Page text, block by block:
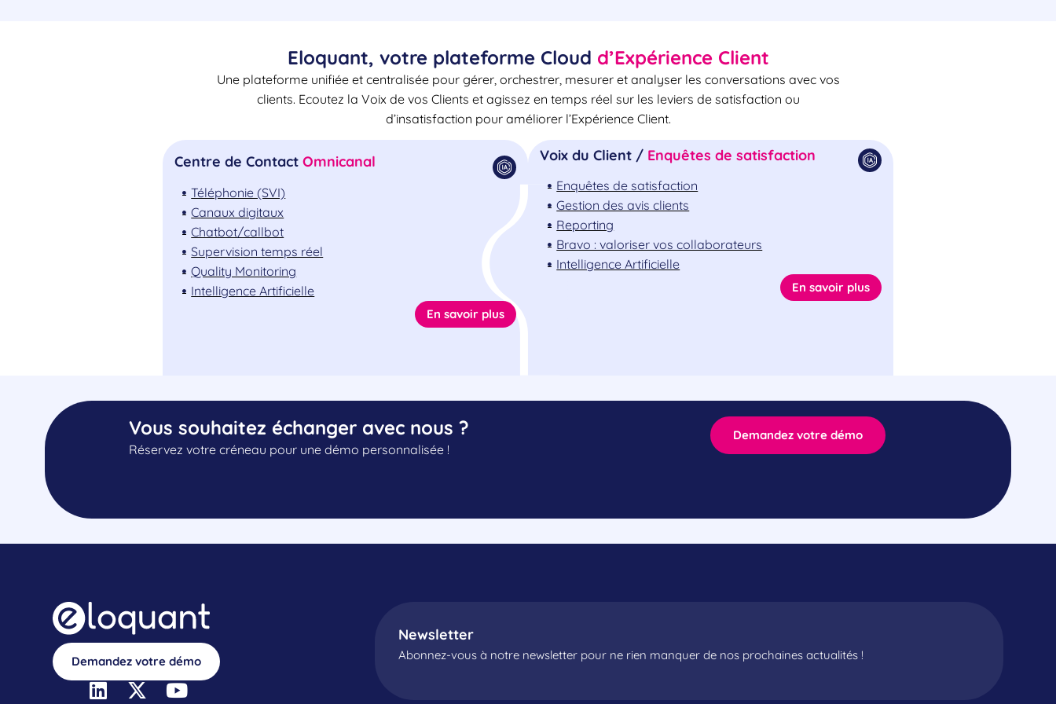
Eloquant, votre plateforme Cloud d’Expérience Client
Une plateforme unifiée et centralisée pour gérer, orchestrer, mesurer et analyser les conversations avec vos
clients. Ecoutez la Voix de vos Clients et agissez en temps réel sur les leviers de satisfaction ou
d’insatisfaction pour améliorer l’Expérience Client.
Centre de Contact Omnicanal
Téléphonie (SVI)
Canaux digitaux
Chatbot/callbot
Supervision temps réel
Quality Monitoring
Intelligence Artificielle
En savoir plus
Voix du Client / Enquêtes de satisfaction
Enquêtes de satisfaction
Gestion des avis clients
Reporting
Bravo : valoriser vos collaborateurs
Intelligence Artificielle
En savoir plus
Demandez votre démo
Vous souhaitez échanger avec nous ?
Réservez votre créneau pour une démo personnalisée !
Demandez votre démo
Newsletter
Abonnez-vous à notre newsletter pour ne rien manquer de nos prochaines actualités !